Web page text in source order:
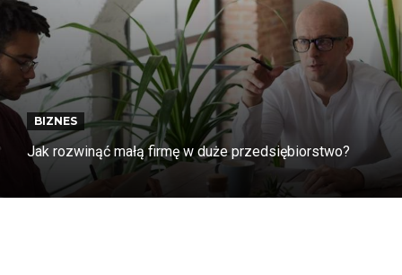
BIZNES
Jak rozwinąć małą firmę w duże przedsiębiorstwo?